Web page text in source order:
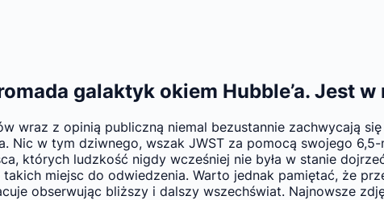
galaktyk okiem Hubble’a. Jest
wraz z opinią publiczną niemal bezustannie zachwycają
Nic w tym dziwnego, wszak JWST za pomocą swojego
których ludzkość nigdy wcześniej nie była w stanie
miejsc do odwiedzenia. Warto jednak pamiętać, że
obserwując bliższy i dalszy wszechświat. Najnowsze